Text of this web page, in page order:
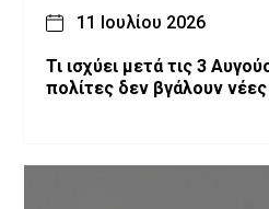
11 Ιουλίου 2026
Τι ισχύει μετά τις 3
πολίτες δεν βγάλουν